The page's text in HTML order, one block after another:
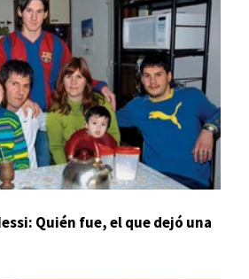
Quién fue, el que dejó una